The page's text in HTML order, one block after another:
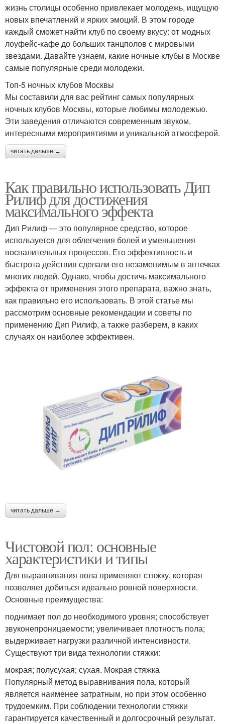
жизнь столицы особенно привлекает молодежь, ищущую
новых впечатлений и ярких эмоций. В этом городе
каждый сможет найти клуб по своему вкусу: от модных
лоуфейс-кафе до больших танцполов с мировыми
звездами. Давайте узнаем, какие ночные клубы в Москве
самые популярные среди молодежи.
Топ-5 ночных клубов Москвы
Мы составили для вас рейтинг самых популярных
ночных клубов Москвы, которые любимы молодежью.
Эти заведения отличаются современным звуком,
интересными мероприятиями и уникальной атмосферой.
читать дальше →
Как правильно использовать Дип
Рилиф для достижения
максимального эффекта
Дип Рилиф — это популярное средство, которое
используется для облегчения болей и уменьшения
воспалительных процессов. Его эффективность и
быстрота действия сделали его незаменимым в аптечках
многих людей. Однако, чтобы достичь максимального
эффекта от применения этого препарата, важно знать,
как правильно его использовать. В этой статье мы
рассмотрим основные рекомендации и советы по
применению Дип Рилиф, а также разберем, в каких
случаях он наиболее эффективен.
читать дальше →
Чистовой пол: основные
характеристики и типы
Для выравнивания пола применяют стяжку, которая
позволяет добиться идеально ровной поверхности.
Основные преимущества:
поднимает пол до необходимого уровня; способствует
звуконепроницаемости; увеличивает плотность пола;
выдерживает нагрузки различной интенсивности.
Существуют три вида технологии стяжки:
мокрая; полусухая; сухая. Мокрая стяжка
Популярный метод выравнивания пола, который
является наименее затратным, но при этом особенно
трудоемким. При соблюдении технологии стяжки
гарантируется качественный и долгосрочный результат.